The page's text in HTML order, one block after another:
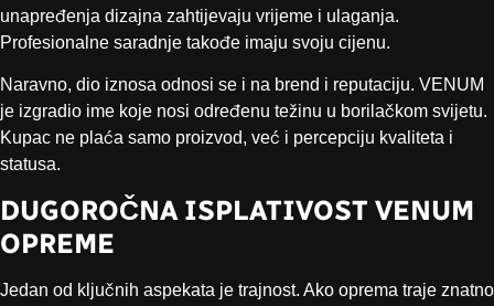
unapređenja dizajna zahtijevaju vrijeme i ulaganja.
Profesionalne saradnje takođe imaju svoju cijenu.
Naravno, dio iznosa odnosi se i na brend i reputaciju. VENUM
je izgradio ime koje nosi određenu težinu u borilačkom svijetu.
Kupac ne plaća samo proizvod, već i percepciju kvaliteta i
statusa.
DUGOROČNA ISPLATIVOST VENUM
OPREME
Jedan od ključnih aspekata je trajnost. Ako oprema traje znatno